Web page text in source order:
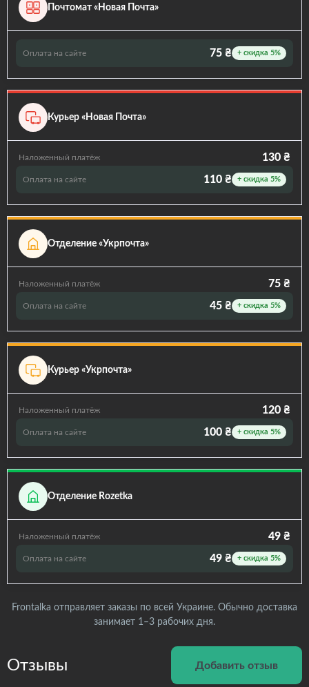
Почтомат «Новая Почта»
Оплата на сайте 75 ₴ + скидка 5%
Курьер «Новая Почта»
Наложенный платёж 130 ₴
Оплата на сайте 110 ₴ + скидка 5%
Отделение «Укрпочта»
Наложенный платёж 75 ₴
Оплата на сайте 45 ₴ + скидка 5%
Курьер «Укрпочта»
Наложенный платёж 120 ₴
Оплата на сайте 100 ₴ + скидка 5%
Отделение Rozetka
Наложенный платёж 49 ₴
Оплата на сайте 49 ₴ + скидка 5%
Frontalka отправляет заказы по всей Украине. Обычно доставка
занимает 1–3 рабочих дня.
Отзывы Добавить отзыв